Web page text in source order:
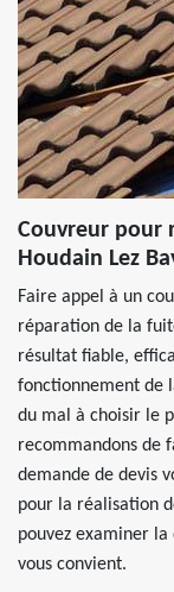
Couvreur pour
Houdain Lez
Faire appel à un
réparation de la
résultat fiable,
fonctionnement de
du mal à choisir le
recommandons de
demande de devis
pour la réalisation
pouvez examiner
vous convient.